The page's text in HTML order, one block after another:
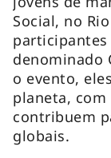
Social, no
participantes
denominado
o evento,
planeta, com
contribuem
globais.